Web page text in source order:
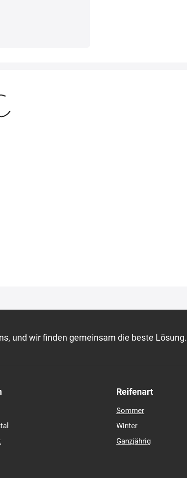
und wir finden gemeinsam die beste Lösung.
Reifenart
Sommer
Winter
Ganzjährig